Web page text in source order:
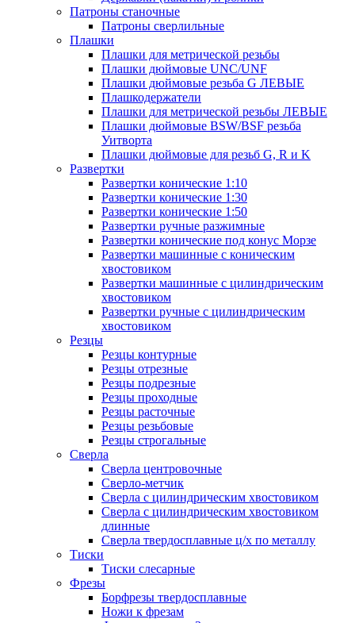
Патроны станочные
Патроны сверлильные
Плашки
Плашки для метрической резьбы
Плашки дюймовые UNC/UNF
Плашки дюймовые резьба G ЛЕВЫЕ
Плашкодержатели
Плашки для метрической резьбы ЛЕВЫЕ
Плашки дюймовые BSW/BSF резьба
Уитворта
Плашки дюймовые для резьб G, R и K
Развертки
Развертки конические 1:10
Развертки конические 1:30
Развертки конические 1:50
Развертки ручные разжимные
Развертки конические под конус Морзе
Развертки машинные с коническим
хвостовиком
Развертки машинные с цилиндрическим
хвостовиком
Развертки ручные с цилиндрическим
хвостовиком
Резцы
Резцы контурные
Резцы отрезные
Резцы подрезные
Резцы проходные
Резцы расточные
Резцы резьбовые
Резцы строгальные
Сверла
Сверла центровочные
Сверло-метчик
Сверла с цилиндрическим хвостовиком
Сверла с цилиндрическим хвостовиком
длинные
Сверла твердосплавные ц/х по металлу
Тиски
Тиски слесарные
Фрезы
Борфрезы твердосплавные
Ножи к фрезам